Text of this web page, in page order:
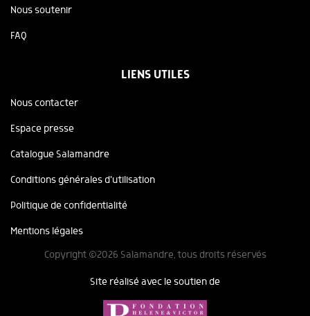
Nous soutenir
FAQ
LIENS UTILES
Nous contacter
Espace presse
Catalogue Salamandre
Conditions générales d'utilisation
Politique de confidentialité
Mentions légales
Copyright ©2026 Salamandre, tous droits réservés
Site réalisé avec le soutien de